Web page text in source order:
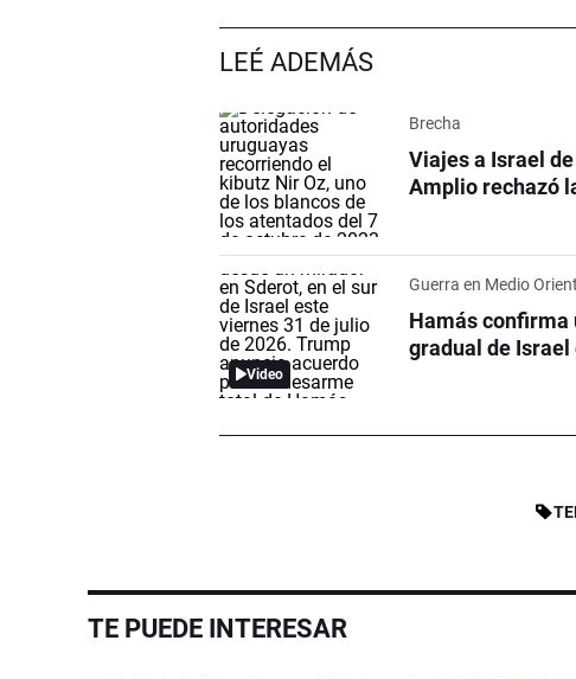
LEÉ ADEMÁS
Brecha
Viajes a Israel
Amplio rechazó
Video
Guerra en Medio
Hamás confirma
gradual de Israel
TE PUEDE INTERESAR